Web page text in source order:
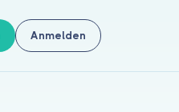
Anmelden